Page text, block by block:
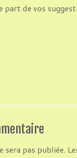
part de vos
sera pas publiée.